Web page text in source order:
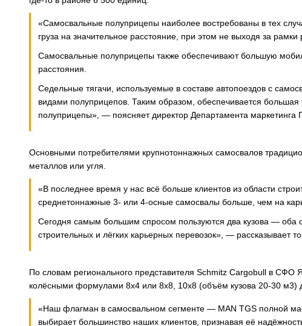
«Самосвальные полуприцепы наиболее востребованы в тех
груза на значительное расстояние, при этом не выходя за
Самосвальные полуприцепы также обеспечивают большую
расстояния.
Седельные тягачи, используемые в составе автопоездов с
видами полуприцепов. Таким образом, обеспечивается
полуприцепы», — поясняет директор Департамента
Основными потребителями крупнотоннажных самосвалов
металлов или угля.
«В последнее время у нас всё больше клиентов из области
среднетоннажные 3- или 4-осные самосвалы больше, чем на
Сегодня самым большим спросом пользуются два кузова — оба
строительных и лёгких карьерных перевозок», — рассказывает
По словам регионального представителя Schmitz Cargobull в
колёсными формулами 8х4 или 8х8, 10х8 (объём кузова 20-30 м3)
«Наш флагман в самосвальном сегменте — MAN TGS полной
выбирает большинство наших клиентов, признавая её